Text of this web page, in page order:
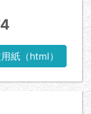
紙（html）